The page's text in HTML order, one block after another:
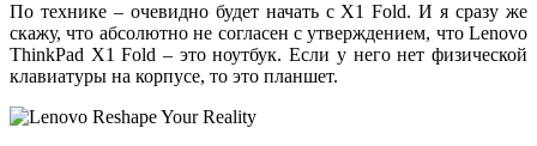
По технике – очевидно будет начать с X1 Fold. И я сразу же
скажу, что абсолютно не согласен с утверждением, что Lenovo
ThinkPad X1 Fold – это ноутбук. Если у него нет физической
клавиатуры на корпусе, то это планшет.